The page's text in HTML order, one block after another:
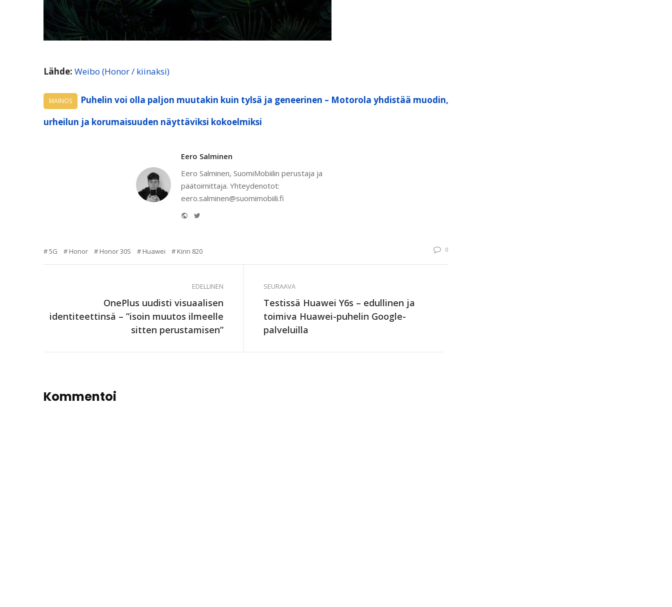
Lähde: Weibo (Honor / kiinaksi)
MAINOS
Puhelin voi olla paljon muutakin kuin tylsä ja geneerinen – Motorola yhdistää muodin,
urheilun ja korumaisuuden näyttäviksi kokoelmiksi
Eero Salminen
Eero Salminen, SuomiMobiilin perustaja ja
päätoimittaja. Yhteydenotot:
eero.salminen@suomimobiili.fi
Website
5G Honor Honor 30S Huawei Kirin 820 0
EDELLINEN
OnePlus uudisti visuaalisen
identiteettinsä – ”isoin muutos ilmeelle
sitten perustamisen”
SEURAAVA
Testissä Huawei Y6s – edullinen ja
toimiva Huawei-puhelin Google-
palveluilla
Kommentoi